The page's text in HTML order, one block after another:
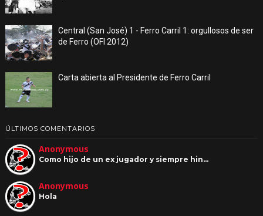
Central (San José) 1 - Ferro Carril 1: orgullosos de ser
de Ferro (OFI 2012)
Carta abierta al Presidente de Ferro Carril
ÚLTIMOS COMENTARIOS
Anonymous
Como hijo de un ex jugador y siempre hin…
Anonymous
Hola